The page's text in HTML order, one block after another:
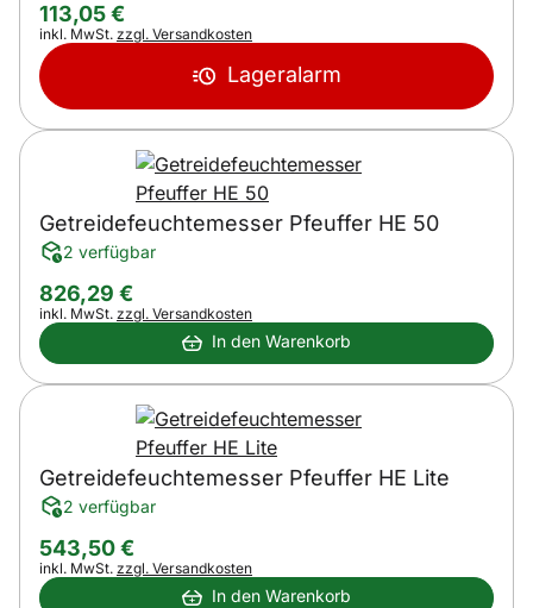
113,05€
Steuerhinweis:
inkl. MwSt. zzgl. Versandkosten
Lageralarm
Getreidefeuchtemesser Pfeuffer HE 50
2 verfügbar
826,29 €
Steuerhinweis:
inkl. MwSt. zzgl. Versandkosten
In den Warenkorb
Getreidefeuchtemesser Pfeuffer HE Lite
2 verfügbar
543,50€
Steuerhinweis:
inkl. MwSt. zzgl. Versandkosten
In den Warenkorb